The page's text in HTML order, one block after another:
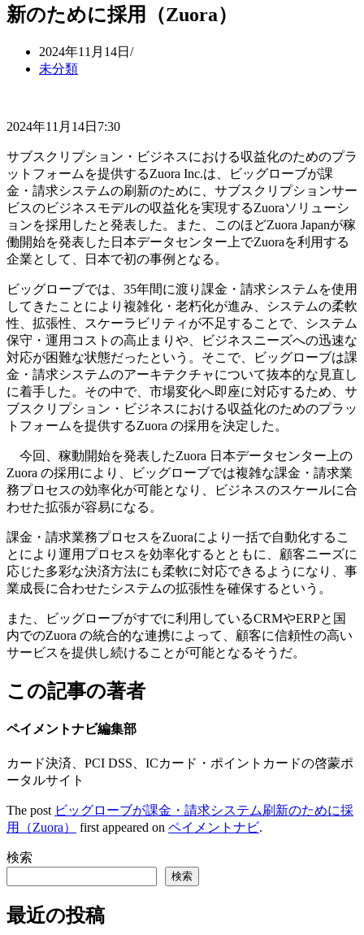
新のために採用（Zuora）
2024年11月14日
未分類
2024年11月14日7:30
サブスクリプション・ビジネスにおける収益化のためのプラ
ットフォームを提供するZuora Inc.は、ビッグローブが課
金・請求システムの刷新のために、サブスクリプションサー
ビスのビジネスモデルの収益化を実現するZuoraソリューシ
ョンを採用したと発表した。また、このほどZuora Japanが稼
働開始を発表した日本データセンター上でZuoraを利用する
企業として、日本で初の事例となる。
ビッグローブでは、35年間に渡り課金・請求システムを使用
してきたことにより複雑化・老朽化が進み、システムの柔軟
性、拡張性、スケーラビリティが不足することで、システム
保守・運用コストの高止まりや、ビジネスニーズへの迅速な
対応が困難な状態だったという。そこで、ビッグローブは課
金・請求システムのアーキテクチャについて抜本的な見直し
に着手した。その中で、市場変化へ即座に対応するため、サ
ブスクリプション・ビジネスにおける収益化のためのプラッ
トフォームを提供するZuora の採用を決定した。
今回、稼動開始を発表したZuora 日本データセンター上の
Zuora の採用により、ビッグローブでは複雑な課金・請求業
務プロセスの効率化が可能となり、ビジネスのスケールに合
わせた拡張が容易になる。
課金・請求業務プロセスをZuoraにより一括で自動化するこ
とにより運用プロセスを効率化するとともに、顧客ニーズに
応じた多彩な決済方法にも柔軟に対応できるようになり、事
業成長に合わせたシステムの拡張性を確保するという。
また、ビッグローブがすでに利用しているCRMやERPと国
内でのZuora の統合的な連携によって、顧客に信頼性の高い
サービスを提供し続けることが可能となるそうだ。
この記事の著者
ペイメントナビ編集部
カード決済、PCI DSS、ICカード・ポイントカードの啓蒙ポ
ータルサイト
The post ビッグローブが課金・請求システム刷新のために採
用（Zuora）
first appeared on ペイメントナビ.
検索
検索
最近の投稿